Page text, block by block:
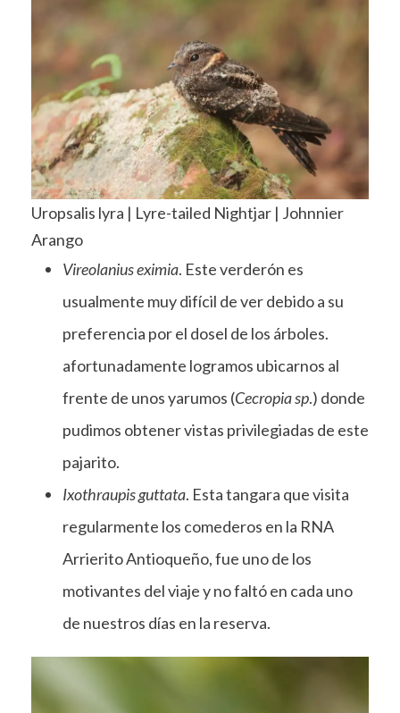
Uropsalis lyra | Lyre-tailed Nightjar | Johnnier
Arango
Vireolanius eximia. Este verderón es
usualmente muy difícil de ver debido a su
preferencia por el dosel de los árboles.
afortunadamente logramos ubicarnos al
frente de unos yarumos (Cecropia sp.) donde
pudimos obtener vistas privilegiadas de este
pajarito.
Ixothraupis guttata. Esta tangara que visita
regularmente los comederos en la RNA
Arrierito Antioqueño, fue uno de los
motivantes del viaje y no faltó en cada uno
de nuestros días en la reserva.